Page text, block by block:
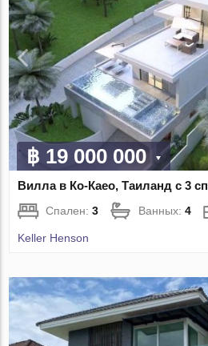
฿ 19 000 000
Вилла в Ко-Каео, Таиланд с 3
Спален:3 Ванных:4
Keller Henson